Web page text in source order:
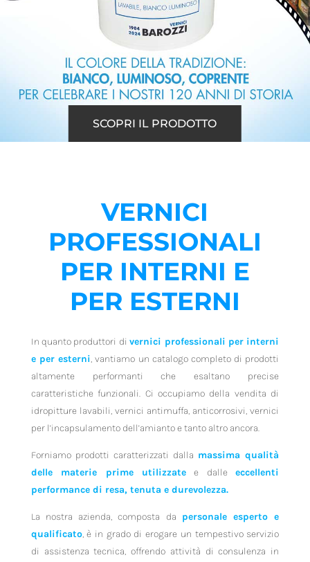
SCOPRI IL PRODOTTO
VERNICI
PROFESSIONALI
PER INTERNI E
PER ESTERNI
In quanto produttori di vernici professionali per interni
e per esterni, vantiamo un catalogo completo di prodotti
altamente performanti che esaltano precise
caratteristiche funzionali. Ci occupiamo della vendita di
idropitture lavabili, vernici antimuffa, anticorrosivi, vernici
per l’incapsulamento dell’amianto e tanto altro ancora.
Forniamo prodotti caratterizzati dalla massima qualità
delle materie prime utilizzate
e dalle
eccellenti
performance di resa, tenuta e durevolezza.
La nostra azienda, composta da personale esperto e
qualificato, è in grado di erogare un tempestivo servizio
di assistenza tecnica, offrendo attività di consulenza in